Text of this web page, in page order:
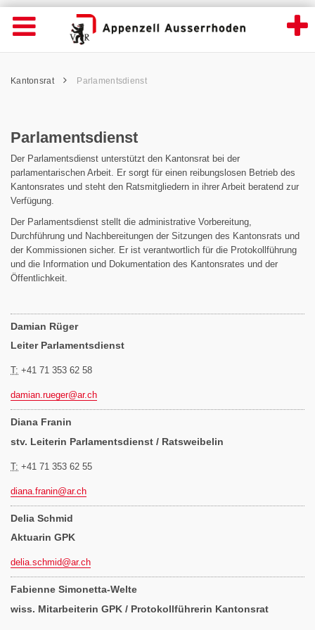
Parlamentsdienst - Appenzell
Wichtige
Seiten
Home
Inhalt
Navigation öffnen
Inhalt
Pfadnavigation
Kantonsrat Parlamentsdienst
Parlamentsdienst
Der Parlamentsdienst unterstützt den Kantonsrat bei der
parlamentarischen Arbeit. Er sorgt für einen reibungslosen Betrieb des
Kantonsrates und steht den Ratsmitgliedern in ihrer Arbeit beratend zur
Verfügung.
Der Parlamentsdienst stellt die administrative Vorbereitung,
Durchführung und Nachbereitungen der Sitzungen des Kantonsrats und
der Kommissionen sicher. Er ist verantwortlich für die Protokollführung
und die Information und Dokumentation des Kantonsrates und der
Öffentlichkeit.
Damian Rüger
Leiter Parlamentsdienst
T: +41 71 353 62 58
damian.rueger@ar.ch
Diana Franin
stv. Leiterin Parlamentsdienst / Ratsweibelin
T: +41 71 353 62 55
diana.franin@ar.ch
Delia Schmid
Aktuarin GPK
delia.schmid@ar.ch
Fabienne Simonetta-Welte
wiss. Mitarbeiterin GPK / Protokollführerin Kantonsrat